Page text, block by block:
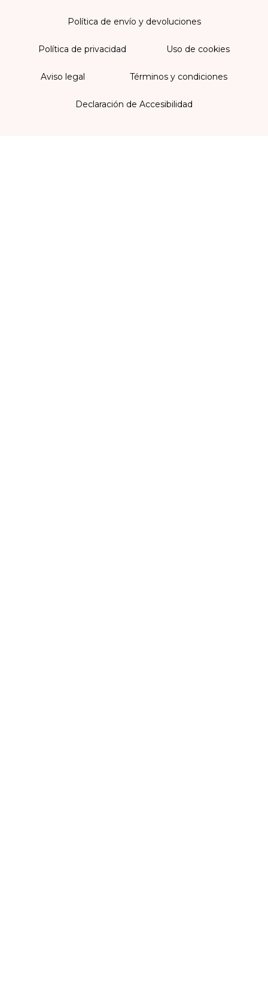
Política de envío y devoluciones
Política de privacidad Uso de cookies
Aviso legal Términos y condiciones
Declaración de Accesibilidad